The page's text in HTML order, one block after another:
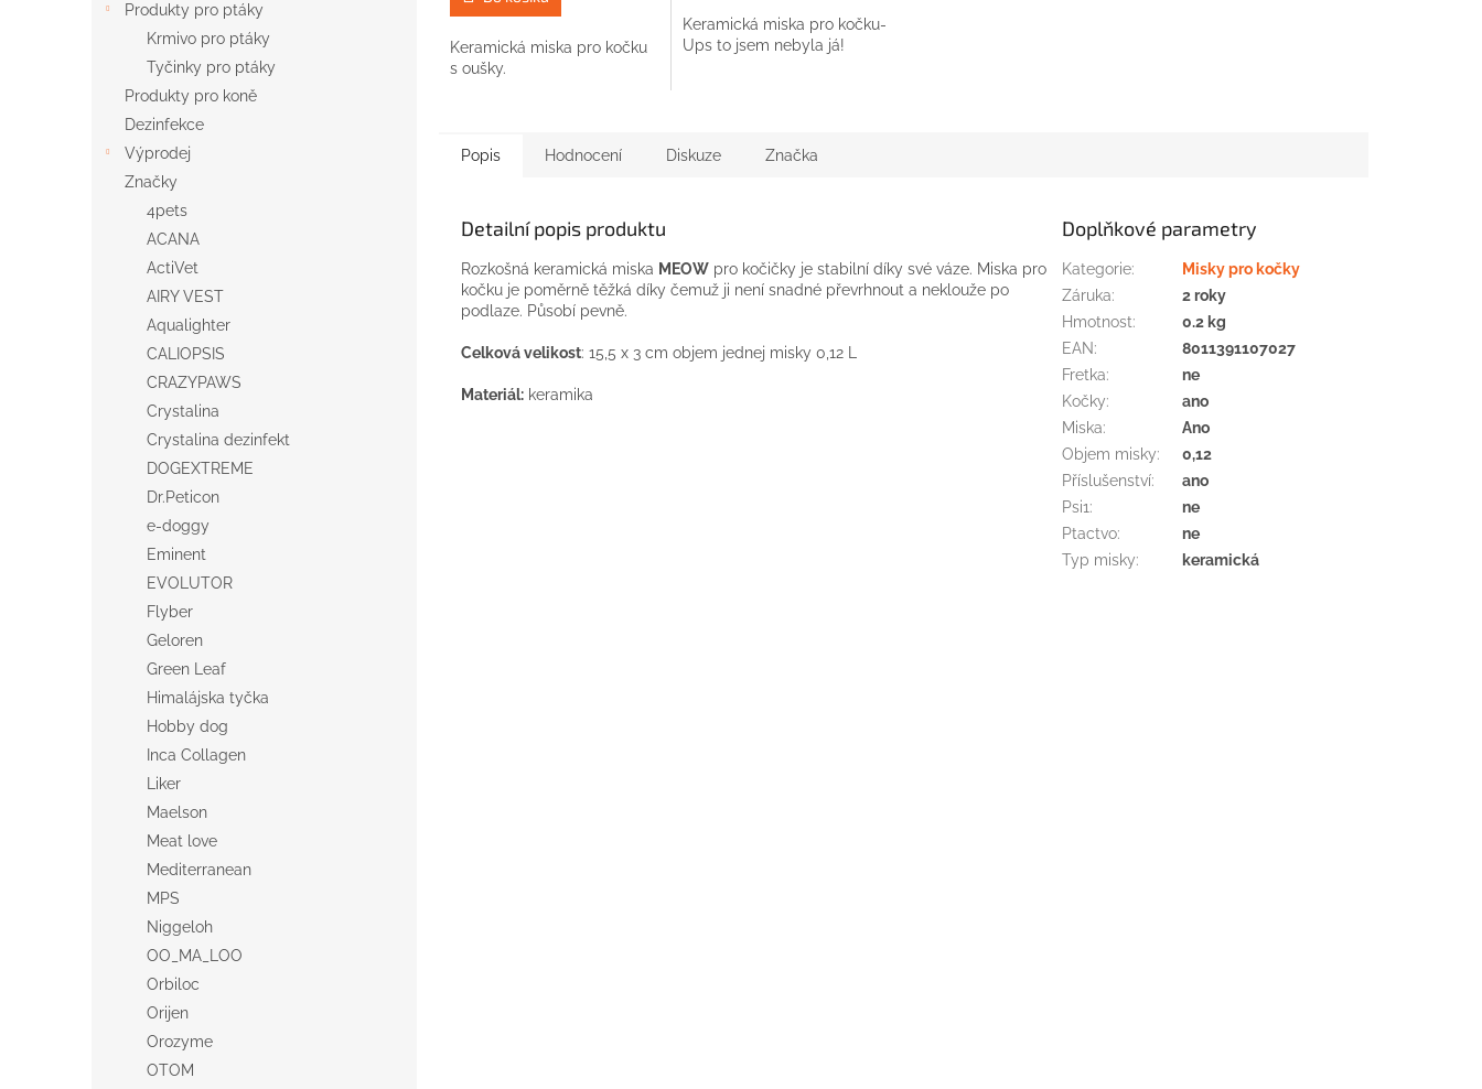
Produkty pro ptáky
Krmivo pro ptáky
Tyčinky pro ptáky
Produkty pro koně
Dezinfekce
Výprodej
Značky
4pets
ACANA
ActiVet
AIRY VEST
Aqualighter
CALIOPSIS
CRAZYPAWS
Crystalina
Crystalina dezinfekt
DOGEXTREME
Dr.Peticon
e-doggy
Eminent
EVOLUTOR
Flyber
Geloren
Green Leaf
Himalájska tyčka
Hobby dog
Inca Collagen
Liker
Maelson
Meat love
Mediterranean
MPS
Niggeloh
OO_MA_LOO
Orbiloc
Orijen
Orozyme
OTOM
Keramická miska pro kočku
s oušky.
Keramická miska pro kočku-
Ups to jsem nebyla já!
Popis Hodnocení Diskuze Značka
Detailní popis produktu
Rozkošná keramická miska MEOW pro kočičky je stabilní díky své váze. Miska pro
kočku je poměrně těžká díky čemuž ji není snadné převrhnout a neklouže po
podlaze. Působí pevně.
Celková velikost: 15,5 x 3 cm objem jednej misky 0,12 L
Materiál: keramika
Doplňkové parametry
Kategorie:
Misky pro kočky
Záruka:
2 roky
Hmotnost:
0.2 kg
EAN:
8011391107027
Fretka:
ne
Kočky:
ano
Miska:
Ano
Objem misky:
0,12
Příslušenství:
ano
Psi1:
ne
Ptactvo:
ne
Typ misky: keramická